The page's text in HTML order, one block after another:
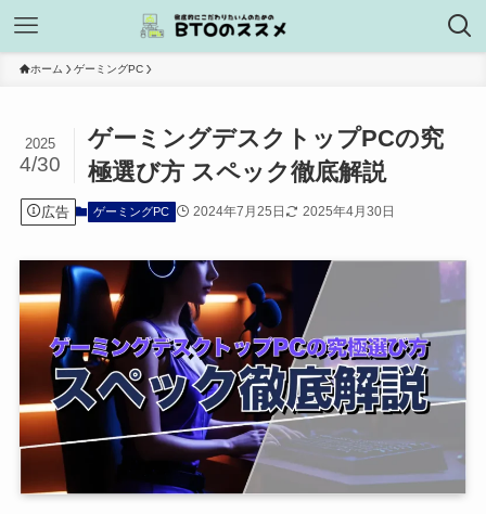
ホーム ゲーミングPC
ゲーミングデスクトップPCの究
極選び方 スペック徹底解説
2025
4/30
広告 ゲーミングPC 2024年7月25日 2025年4月30日